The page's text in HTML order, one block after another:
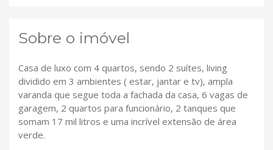
Sobre o imóvel
Casa de luxo com 4 quartos, sendo 2 suítes, living
dividido em 3 ambientes ( estar, jantar e tv), ampla
varanda que segue toda a fachada da casa, 6 vagas de
garagem, 2 quartos para funcionário, 2 tanques que
somam 17 mil litros e uma incrível extensão de área
verde.